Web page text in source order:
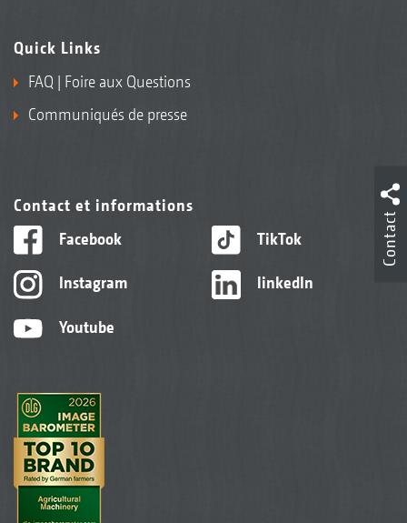
Quick Links
FAQ | Foire aux Questions
Communiqués de presse
Contact et informations
Facebook
Instagram
Youtube
TikTok
linkedIn
Contact